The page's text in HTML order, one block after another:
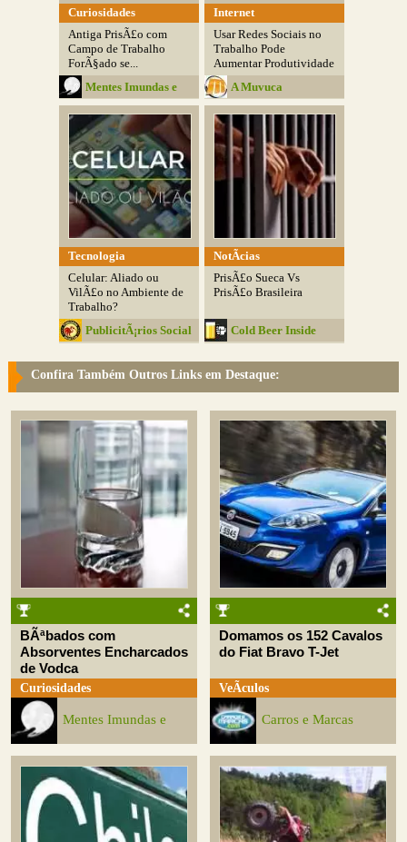
Curiosidades
Antiga PrisÃ£o com
Campo de Trabalho
ForÃ§ado se...
Mentes Imundas e
Belas
Internet
Usar Redes Sociais no
Trabalho Pode
Aumentar Produtividade
A Muvuca
Tecnologia
Celular: Aliado ou
VilÃ£o no Ambiente de
Trabalho?
PublicitÃ¡rios Social
NotÃ­cias
PrisÃ£o Sueca Vs
PrisÃ£o Brasileira
Cold Beer Inside
Confira Também Outros Links em Destaque:
BÃªbados com
Absorventes Encharcados
de Vodca
Curiosidades
Mentes Imundas e
Domamos os 152 Cavalos
do Fiat Bravo T-Jet
VeÃ­culos
Carros e Marcas